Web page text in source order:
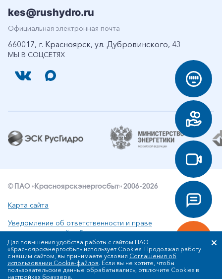
МЫ В СОЦСЕТЯХ
kes@rushydro.ru
Официальная электронная почта
660017, г. Красноярск, ул. Дубровинского, 43
© ПАО «Красноярскэнергосбыт» 2006-2026
Карта сайта
Уведомление об ответственности и праве
интеллектуальной собственности
Политика ПАО «Красноярскэнергосбыт» в отношении
обработки персональных данных
Для повышения удобства работы с сайтом ПАО
«Красноярскэнергосбыт» использует Cookies. Продолжая работу
с нашим сайтом, вы принимаете условия Соглашения об
использовании Cookie-файлов. Если вы не хотите, чтобы
пользовательские данные обрабатывались, отключите Cookies в
настройках браузера.